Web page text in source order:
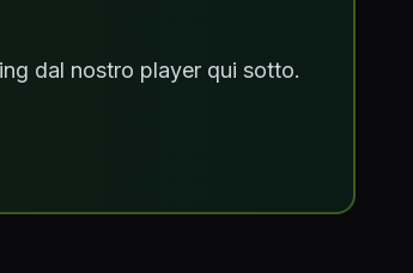
dal nostro player qui sotto.